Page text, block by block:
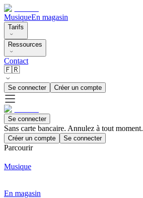
MusiqueEn magasin
Tarifs
Ressources
Contact
🇫🇷
Se connecter Créer un compte
Se connecter
Sans carte bancaire. Annulez à tout moment.
Créer un compte Se connecter
Parcourir
Musique
En magasin